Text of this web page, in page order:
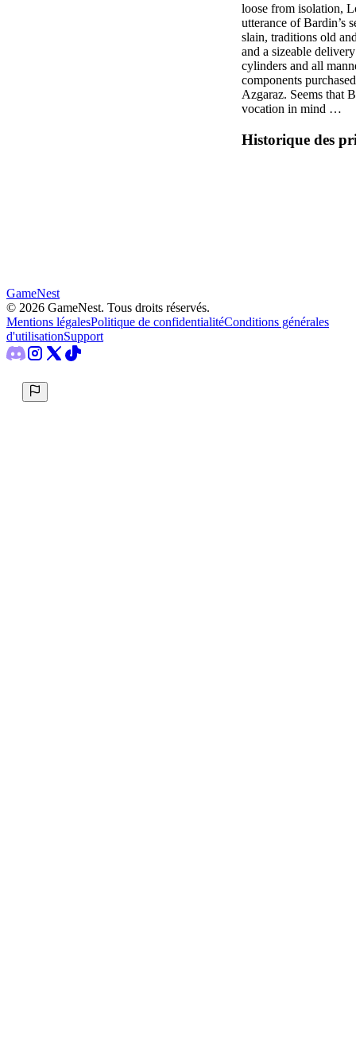
loose from isolation,
utterance of Bardin’s
slain, traditions old
and a sizeable
cylinders and all
components
Azgaraz. Seems that
vocation in mind …
Historique des
GameNest
© 2026 GameNest. Tous droits réservés.
Mentions légalesPolitique de confidentialitéConditions générales
d'utilisationSupport